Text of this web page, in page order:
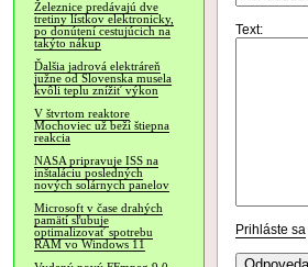
Železnice predávajú dve
tretiny lístkov elektronicky,
po donútení cestujúcich na
takýto nákup
Ďalšia jadrová elektráreň
južne od Slovenska musela
kvôli teplu znížiť výkon
V štvrtom reaktore
Mochoviec už beží štiepna
reakcia
NASA pripravuje ISS na
inštaláciu posledných
nových solárnych panelov
Microsoft v čase drahých
pamätí sľubuje
optimalizovať spotrebu
RAM vo Windows 11
Text:
Prihláste sa